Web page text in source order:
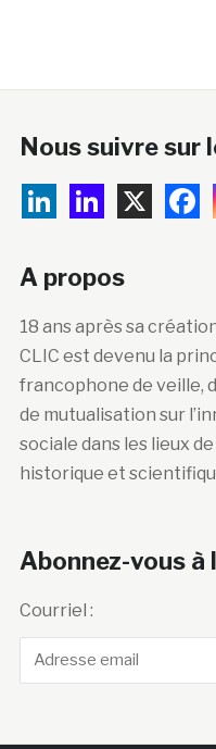
Nous suivre sur
A propos
18 ans après sa
CLIC est devenu la
francophone de veille,
de mutualisation sur
sociale dans les lieux
historique et
Abonnez-vous
Courriel :